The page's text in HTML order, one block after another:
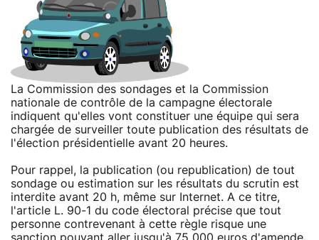
La Commission des sondages et la Commission
nationale de contrôle de la campagne électorale
indiquent qu'elles vont constituer une équipe qui sera
chargée de surveiller toute publication des résultats de
l'élection présidentielle avant 20 heures.
Pour rappel, la publication (ou republication) de tout
sondage ou estimation sur les résultats du scrutin est
interdite avant 20 h, même sur Internet. A ce titre,
l'article L. 90-1 du code électoral précise que tout
personne contrevenant à cette règle risque une
sanction pouvant aller jusqu'à 75 000 euros d'amende.